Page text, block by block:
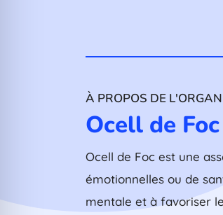
À PROPOS DE
Ocell de Foc
Ocell de Foc est une
émotionnelles ou de
mentale et à favoriser